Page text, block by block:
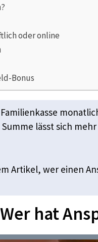
oder online
Bonus
lässt sich
Artikel, wer einen
hat